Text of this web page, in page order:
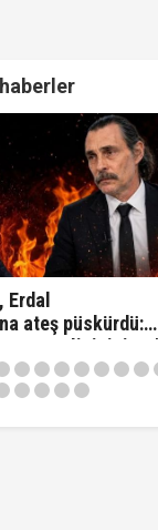
ateş püskürdü: